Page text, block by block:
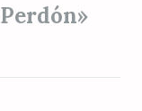
Perdón»